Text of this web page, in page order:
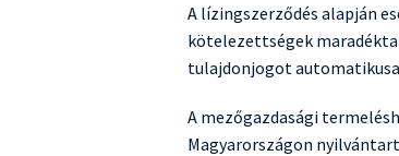
A lízingszerződés alapján
kötelezettségek
tulajdonjogot
A mezőgazdasági
Magyarországon